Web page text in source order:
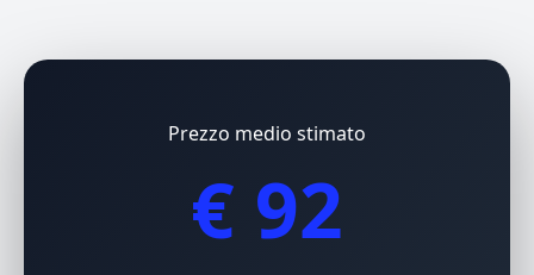
Prezzo medio stimato
€ 92